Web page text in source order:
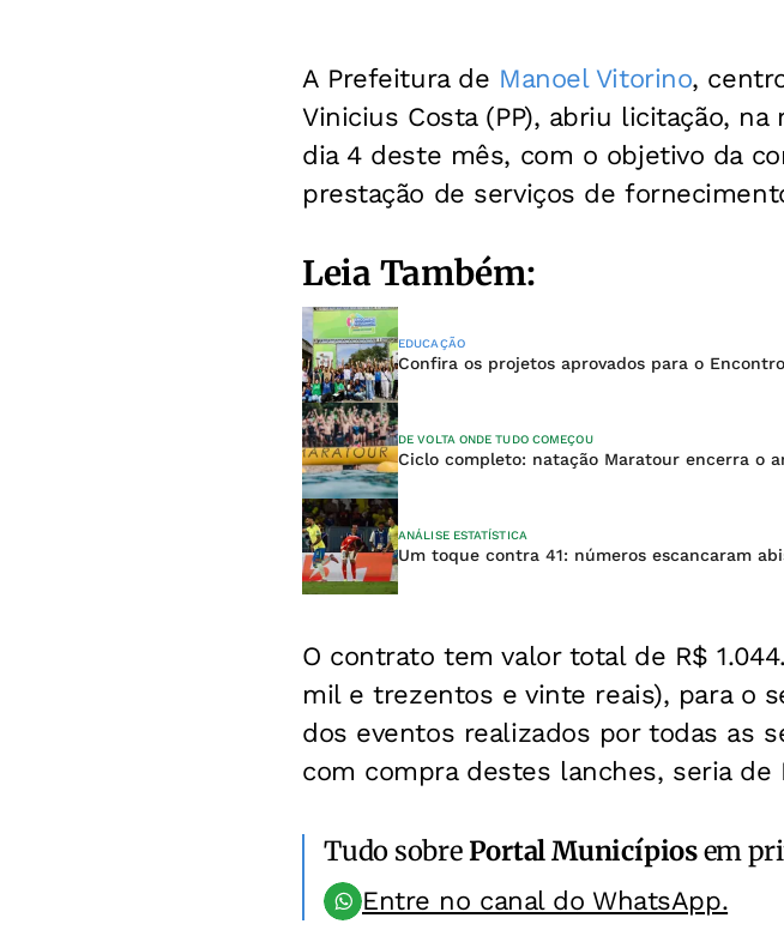
A Prefeitura de Manoel Vitorino,
Vinicius Costa (PP), abriu licitação,
dia 4 deste mês, com o objetivo da
prestação de serviços de
Leia Também:
EDUCAÇÃO
Confira os projetos aprovados para o
DE VOLTA ONDE TUDO COMEÇOU
Ciclo completo: natação Maratour encerra o
ANÁLISE ESTATÍSTICA
Um toque contra 41: números escancaram
O contrato temvalor total de R$
mil e trezentos e vinte reais), para o
dos eventos realizados por todas as
com compra destes lanches, seria
Tudo sobrePortal Municípiosem
Entre no canal do WhatsApp.